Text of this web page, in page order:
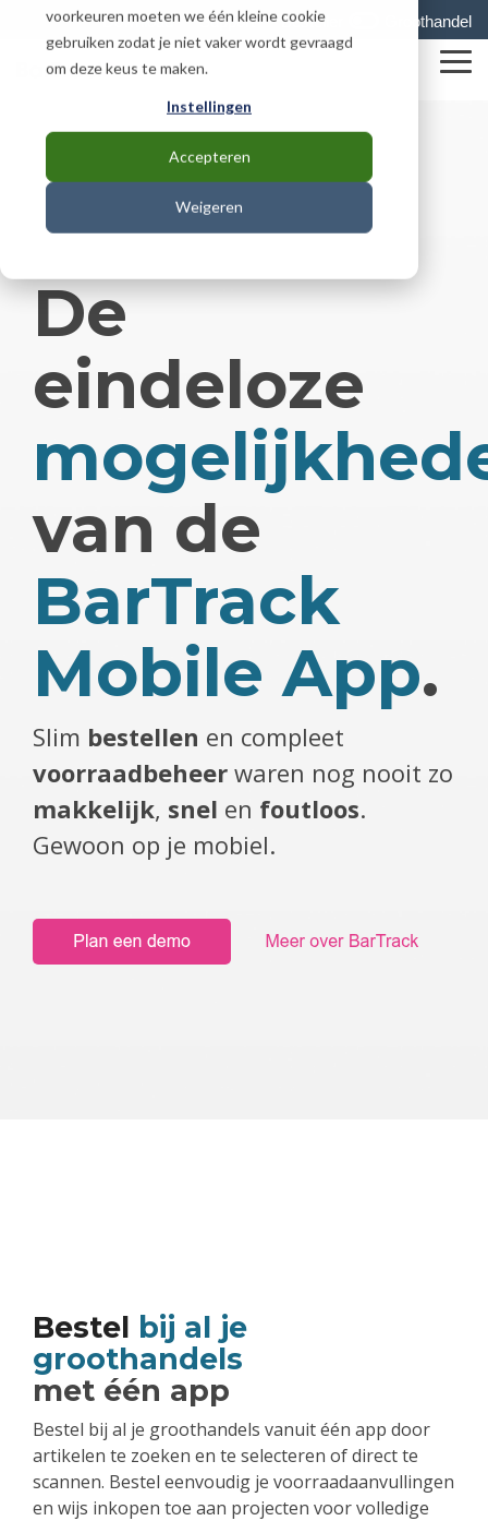
voorkeuren moeten we één kleine cookie
gebruiken zodat je niet vaker wordt gevraagd
om deze keus te maken.
Instellingen
Accepteren
Weigeren
main
Download SupportBesteller Groothandel
De
eindeloze
van de
BarTrack
Mobile App.
Slim bestellen en compleet
voorraadbeheer waren nog nooit zo
makkelijk, snel en foutloos.
Gewoon op je mobiel.
Bestel bij al je
groothandels
met één app
Bestel bij al je groothandels vanuit één app door
artikelen te zoeken en te selecteren of direct te
scannen. Bestel eenvoudig je voorraadaanvullingen
en wijs inkopen toe aan projecten voor volledige